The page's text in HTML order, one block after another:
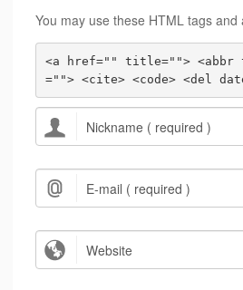
You may use these HTML tags and
<a href="" title=""> <abbr
=""> <cite> <code> <del